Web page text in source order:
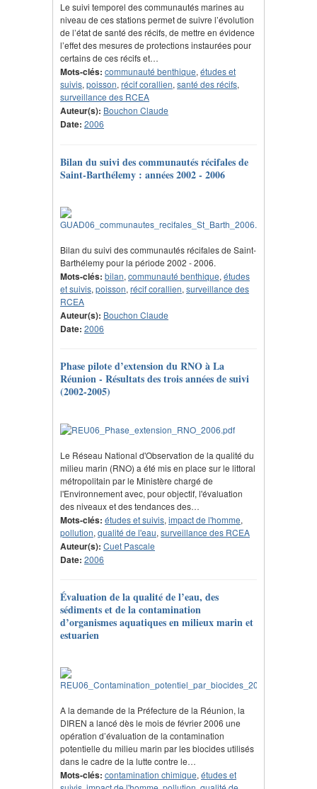
Le suivi temporel des communautés marines au
niveau de ces stations permet de suivre l’évolution
de l’état de santé des récifs, de mettre en évidence
l’effet des mesures de protections instaurées pour
certains de ces récifs et…
Mots-clés: communauté benthique, études et
suivis, poisson, récif corallien, santé des récifs,
surveillance des RCEA
Auteur(s): Bouchon Claude
Date: 2006
Bilan du suivi des communautés récifales de
Saint-Barthélemy : années 2002 - 2006
Bilan du suivi des communautés récifales de Saint-
Barthélemy pour la période 2002 - 2006.
Mots-clés: bilan, communauté benthique, études
et suivis, poisson, récif corallien, surveillance des
RCEA
Auteur(s): Bouchon Claude
Date: 2006
Phase pilote d’extension du RNO à La
Réunion - Résultats des trois années de suivi
(2002-2005)
Le Réseau National d'Observation de la qualité du
milieu marin (RNO) a été mis en place sur le littoral
métropolitain par le Ministère chargé de
l'Environnement avec, pour objectif, l'évaluation
des niveaux et des tendances des…
Mots-clés: études et suivis, impact de l'homme,
pollution, qualité de l'eau, surveillance des RCEA
Auteur(s): Cuet Pascale
Date: 2006
Évaluation de la qualité de l’eau, des
sédiments et de la contamination
d’organismes aquatiques en milieux marin et
estuarien
A la demande de la Préfecture de la Réunion, la
DIREN a lancé dès le mois de février 2006 une
opération d’évaluation de la contamination
potentielle du milieu marin par les biocides utilisés
dans le cadre de la lutte contre le…
Mots-clés: contamination chimique,études et